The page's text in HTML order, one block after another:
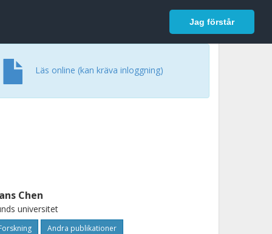
Jag förstår
Logga in
Läs online (kan kräva inloggning)
Chen
universitet
Andra publikationer